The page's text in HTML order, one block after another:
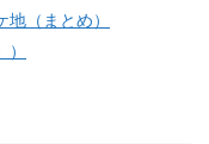
（まとめ）